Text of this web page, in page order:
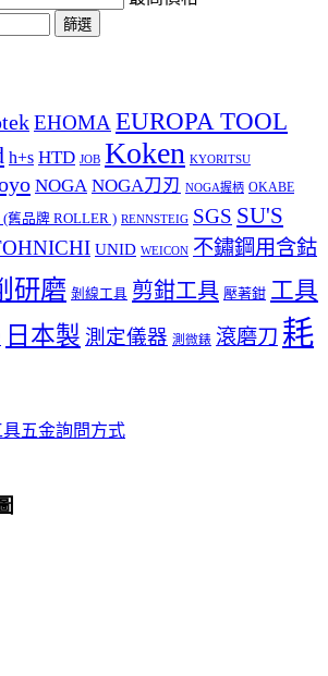
篩選
EHOMAEUROPA TOOL
h+s HTD JOB Koken KYORITSU
NOGA NOGA刀刃 NOGA握柄 OKABE
(舊品牌 ROLLER ) RENNSTEIG SGS SU'S
UNID WEICON 不鏽鋼用含鈷
研磨 剝線工具 剪鉗工具 壓著鉗 工具
日本製 測定儀器 測微錶 滾磨刀 耗
五金詢問方式